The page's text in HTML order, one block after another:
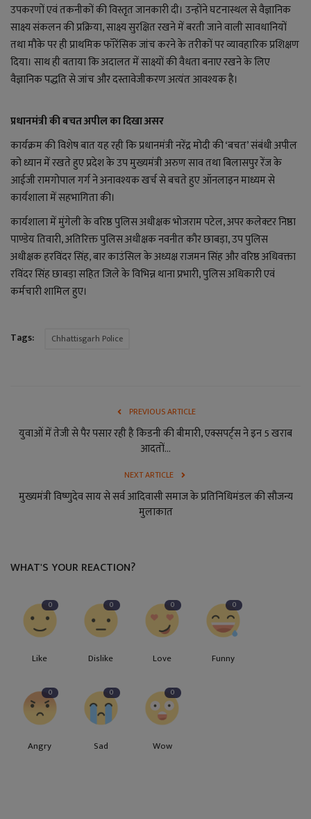
उपकरणों एवं तकनीकों की विस्तृत जानकारी दी। उन्होंने घटनास्थल से वैज्ञानिक
साक्ष्य संकलन की प्रक्रिया, साक्ष्य सुरक्षित रखने में बरती जाने वाली सावधानियों
तथा मौके पर ही प्राथमिक फॉरेंसिक जांच करने के तरीकों पर व्यावहारिक प्रशिक्षण
दिया। साथ ही बताया कि अदालत में साक्ष्यों की वैधता बनाए रखने के लिए
वैज्ञानिक पद्धति से जांच और दस्तावेजीकरण अत्यंत आवश्यक है।
प्रधानमंत्री की बचत अपील का दिखा असर
कार्यक्रम की विशेष बात यह रही कि प्रधानमंत्री नरेंद्र मोदी की ‘बचत’ संबंधी अपील
को ध्यान में रखते हुए प्रदेश के उप मुख्यमंत्री अरुण साव तथा बिलासपुर रेंज के
आईजी रामगोपाल गर्ग ने अनावश्यक खर्च से बचते हुए ऑनलाइन माध्यम से
कार्यशाला में सहभागिता की।
कार्यशाला में मुंगेली के वरिष्ठ पुलिस अधीक्षक भोजराम पटेल, अपर कलेक्टर निष्ठा
पाण्डेय तिवारी, अतिरिक्त पुलिस अधीक्षक नवनीत कौर छाबड़ा, उप पुलिस
अधीक्षक हरविंदर सिंह, बार काउंसिल के अध्यक्ष राजमन सिंह और वरिष्ठ अधिवक्ता
रविंदर सिंह छाबड़ा सहित जिले के विभिन्न थाना प्रभारी, पुलिस अधिकारी एवं
कर्मचारी शामिल हुए।
Tags: Chhattisgarh Police
PREVIOUS ARTICLE
युवाओं में तेजी से पैर पसार रही है किडनी की बीमारी, एक्सपर्ट्स ने इन 5 खराब
आदतों...
NEXT ARTICLE
मुख्यमंत्री विष्णुदेव साय से सर्व आदिवासी समाज के प्रतिनिधिमंडल की सौजन्य
मुलाकात
WHAT'S YOUR REACTION?
0
Like
0
Dislike
0
Love
0
Funny
0
Angry
0
Sad
0
Wow